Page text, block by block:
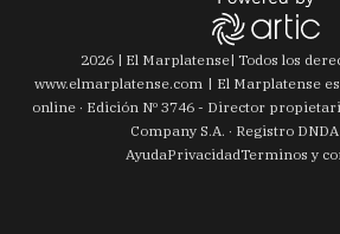
2026| El Marplatense| Todos los
www.elmarplatense.com
El Marplatense
online · Edición Nº 3746- Director
Company S.A. · Registro
AyudaPrivacidadTerminos y